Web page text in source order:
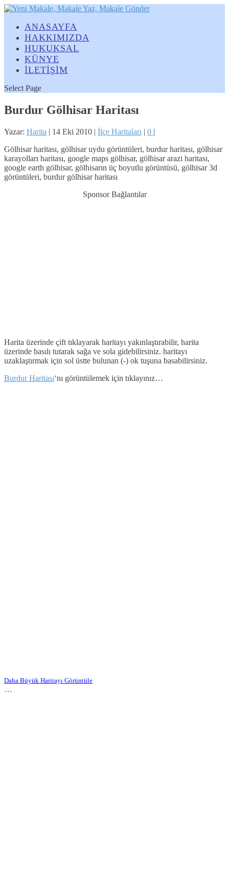
ANASAYFA
HAKKIMIZDA
HUKUKSAL
KÜNYE
İLETİŞİM
Select Page
Burdur Gölhisar Haritası
Yazar: Harita | 14 Eki 2010 | İlçe Haritaları | 0 |
Gölhisar haritası, gölhisar uydu görüntüleri, burdur haritası, gölhisar
karayolları haritası, google maps gölhisar, gölhisar arazi haritası,
google earth gölhisar, gölhisarın üç boyutlu görüntüsü, gölhisar 3d
görüntüleri, burdur gölhisar haritası
Sponsor Bağlantılar
Harita üzerinde çift tıklayarak haritayı yakınlaştırabilir, harita
üzerinde basılı tutarak sağa ve sola gidebilirsiniz. haritayı
uzaklaştırmak için sol üstte bulunan (-) ok tuşuna basabilirsiniz.
Burdur Haritası‘nı görüntülemek için tıklayınız…
Daha Büyük Haritayı Görüntüle
…